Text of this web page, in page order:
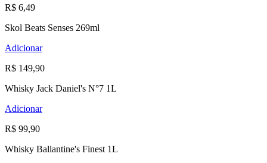
R$ 6,49
Skol Beats Senses 269ml
Adicionar
R$ 149,90
Whisky Jack Daniel's N°7 1L
Adicionar
R$ 99,90
Whisky Ballantine's Finest 1L